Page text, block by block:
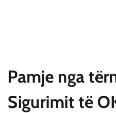
Pamje nga
Sigurimit të